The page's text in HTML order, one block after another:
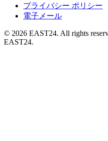
プライバシー ポリシー
電子メール
© 2026 EAST24. All rights
EAST24.